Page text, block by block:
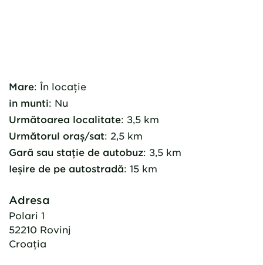
Mare: În locație
in munti: Nu
Următoarea localitate: 3,5 km
Următorul oraș/sat: 2,5 km
Gară sau stație de autobuz: 3,5 km
Ieșire de pe autostradă: 15 km
Adresa
Polari 1
52210 Rovinj
Croaţia